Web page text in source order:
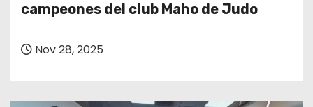
campeones del club Maho de Judo
Nov 28, 2025